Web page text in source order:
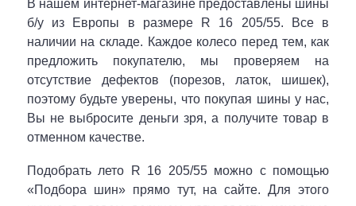
В нашем интернет-магазине предоставлены шины
б/у из Европы в размере R 16 205/55. Все в
наличии на складе. Каждое колесо перед тем, как
предложить покупателю, мы проверяем на
отсутствие дефектов (порезов, латок, шишек),
поэтому будьте уверены, что покупая шины у нас,
Вы не выбросите деньги зря, а получите товар в
отменном качестве.
Подобрать лето R 16 205/55 можно с помощью
«Подбора шин» прямо тут, на сайте. Для этого